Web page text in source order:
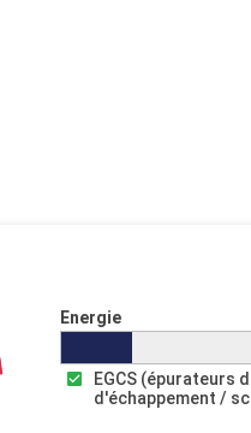
Energie
EGCS (épurateurs
d'échappement /